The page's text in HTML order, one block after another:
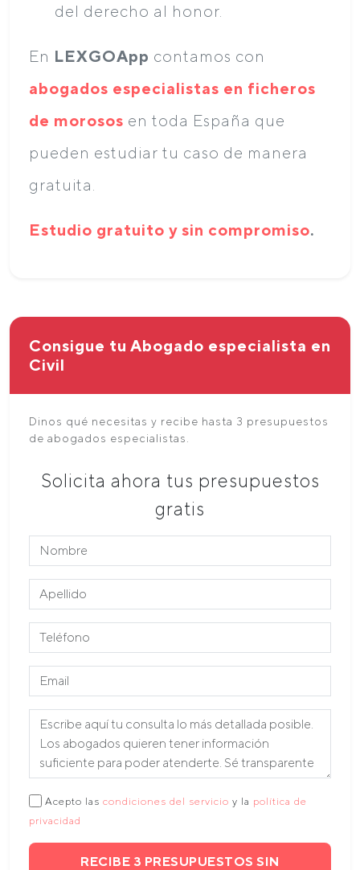
del derecho al honor.
En LEXGOApp contamos con
abogados especialistas en ficheros
de morosos en toda España que
pueden estudiar tu caso de manera
gratuita.
Estudio gratuito y sin compromiso.
Consigue tu Abogado especialista en
Civil
Dinos qué necesitas y recibe hasta 3 presupuestos
de abogados especialistas.
Solicita ahora tus presupuestos
gratis
Acepto las condiciones del servicio y la política de
privacidad
RECIBE 3 PRESUPUESTOS SIN